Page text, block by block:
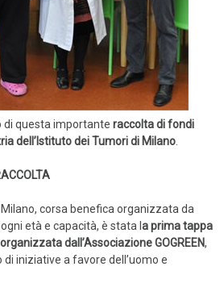
di questa importanteraccolta di fondi
dell’Istituto dei Tumori di Milano
corsa benefica organizzata da
età e capacità, è stata la prima tappa
organizzata dall’Associazione GOGREEN,
iniziative a favore dell’uomo e